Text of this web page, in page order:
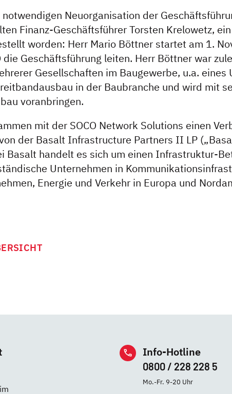
Neuorganisation der
Finanz-Geschäftsführer Torsten Krelowetz,
worden: Herr Mario Böttner startet am 1.
die Geschäftsführung leiten. Herr Böttner war
Gesellschaften im Baugewerbe, u.a. eines
in der Baubranche und wird mit
voranbringen.
mit der SOCO Network Solutions einen
der Basalt Infrastructure Partners II LP
Basalt handelt es sich um einen Infrastruktur-
Unternehmen in
Energie und Verkehr in Europa und
Info-Hotline
0800 / 228 228 5
Mo.-Fr. 9-20 Uhr